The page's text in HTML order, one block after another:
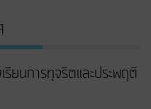
รียนการทุจริตและประพฤติ